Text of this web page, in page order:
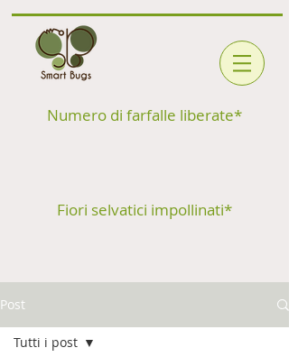
Numero di farfalle liberate*
Fiori selvatici impollinati*
Post
Tutti i post